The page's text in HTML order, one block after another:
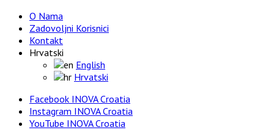
O Nama
Zadovoljni Korisnici
Kontakt
Hrvatski
English
Hrvatski
Facebook INOVA Croatia
Instagram INOVA Croatia
YouTube INOVA Croatia